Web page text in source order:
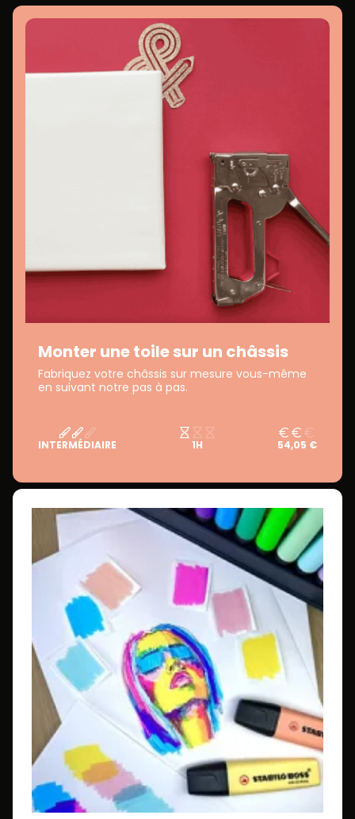
Monter une toile sur un châssis
Fabriquez votre châssis sur mesure vous-même
en suivant notre pas à pas.
INTERMÉDIAIRE 1H 54,05 €